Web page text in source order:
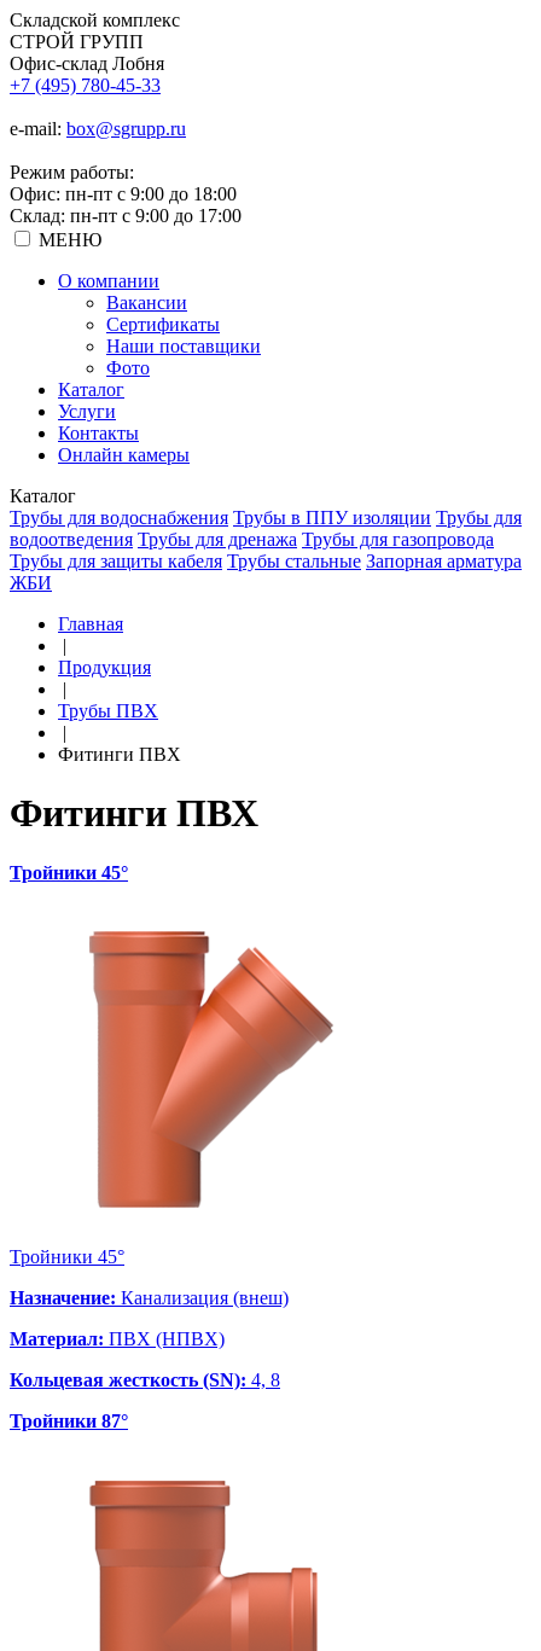
Складской комплекс
СТРОЙ ГРУПП
Офис-склад Лобня
+7 (495) 780-45-33
e-mail: box@sgrupp.ru
Режим работы:
Офис: пн-пт с 9:00 до 18:00
Склад: пн-пт с 9:00 до 17:00
МЕНЮ
О компании
Вакансии
Сертификаты
Наши поставщики
Фото
Каталог
Услуги
Контакты
Онлайн камеры
Каталог
Трубы для водоснабжения Трубы в ППУ изоляции Трубы для
водоотведения Трубы для дренажа Трубы для газопровода
Трубы для защиты кабеля Трубы стальные Запорная арматура
ЖБИ
Главная
|
Продукция
|
Трубы ПВХ
|
Фитинги ПВХ
Фитинги ПВХ
Тройники 45°
Тройники 45°
Назначение: Канализация (внеш)
Материал: ПВХ (НПВХ)
Кольцевая жесткость (SN): 4, 8
Тройники 87°